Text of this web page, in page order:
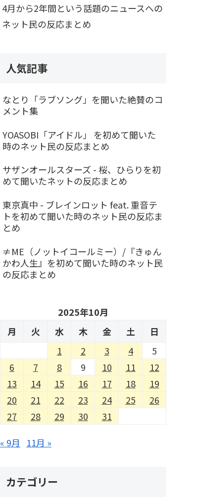
4月から2年間という話題のニュースへの
ネット民の反応まとめ
人気記事
なとり「ラブソング」を聞いた絶賛のコ
メント集
YOASOBI「アイドル」 を初めて聞いた
時のネット民の反応まとめ
サザンオールスターズ - 桜、ひらりを初
めて聞いたネットの反応まとめ
東京真中 - ブレインロット feat. 重音テ
トを初めて聞いた時のネット民の反応ま
とめ
≠ME（ノットイコールミー）/『きゅん
かわ人生』を初めて聞いた時のネット民
の反応まとめ
2025年10月
月
火 水 木 金 土
日
1
2 3 4
5
6
7 8 9 10 11
12
13
14 15 16 17 18
19
20
21 22 23 24 25
26
27
28 29 30 31
« 9月 11月 »
カテゴリー